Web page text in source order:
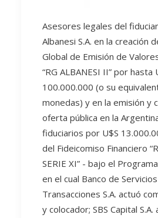
Asesores legales del
Albanesi S.A. en la creación
Global de Emisión de
“RG ALBANESI II” por hasta
100.000.000 (o su
monedas) y en la emisión y
oferta pública en la
fiduciarios por U$S
del Fideicomiso Financiero
SERIE XI” - bajo el
en el cual Banco de
Transacciones S.A. actuó
y colocador; SBS Capital